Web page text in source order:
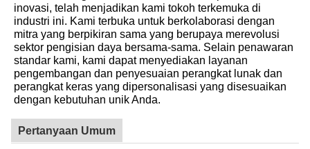
inovasi, telah menjadikan kami tokoh terkemuka di
industri ini. Kami terbuka untuk berkolaborasi dengan
mitra yang berpikiran sama yang berupaya merevolusi
sektor pengisian daya bersama-sama. Selain penawaran
standar kami, kami dapat menyediakan layanan
pengembangan dan penyesuaian perangkat lunak dan
perangkat keras yang dipersonalisasi yang disesuaikan
dengan kebutuhan unik Anda.
Pertanyaan Umum